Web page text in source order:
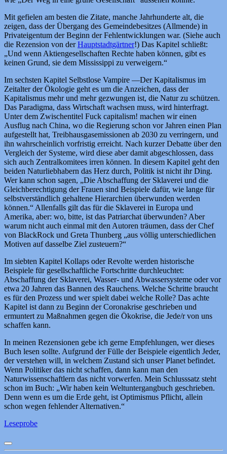
Mit gefielen am besten die Zitate, manche Jahrhunderte alt, die
zeigen, dass der Übergang des Gemeindebesitzes (Allmende) in
Privateigentum der Beginn der Fehlentwicklungen war. (Siehe auch
die Rezension von derHauptstadtgärtner!) Das Kapitel schließt:
„Und wenn Aktiengesellschaften Rechte haben können, gibt es
keinen Grund, sie dem Mississippi zu verweigern.“
Im sechsten Kapitel Selbstlose Vampire —Der Kapitalismus im
Zeitalter der Ökologie geht es um die Anzeichen, dass der
Kapitalismus mehr und mehr gezwungen ist, die Natur zu schützen.
Das Paradigma, dass Wirtschaft wachsen muss, wird hinterfragt.
Unter dem Zwischentitel Fuck capitalism! machen wir einen
Ausflug nach China, wo die Regierung schon vor Jahren einen Plan
aufgestellt hat, Treibhausgasemissionen ab 2030 zu verringern, und
ihn wahrscheinlich vorfristig erreicht. Nach kurzer Debatte über den
Vergleich der Systeme, wird diese aber damit abgeschlossen, dass
sich auch Zentralkomitees irren können. In diesem Kapitel geht den
beiden Naturliebhabern das Herz durch, Politik ist nicht ihr Ding.
Wer kann schon sagen, „Die Abschaffung der Sklaverei und die
Gleichberechtigung der Frauen sind Beispiele dafür, wie lange für
selbstverständlich gehaltene Hierarchien überwunden werden
können.“ Allenfalls gilt das für die Sklaverei in Europa und
Amerika, aber: wo, bitte, ist das Patriarchat überwunden? Aber
warum nicht auch einmal mit den Autoren träumen, dass der Chef
von BlackRock und Greta Thunberg „aus völlig unterschiedlichen
Motiven auf dasselbe Ziel zusteuern?“
Im siebten Kapitel Kollaps oder Revolte werden historische
Beispiele für gesellschaftliche Fortschritte durchleuchtet:
Abschaffung der Sklaverei, Wasser- und Abwassersysteme oder vor
etwa 20 Jahren das Bannen des Rauchens. Welche Schritte braucht
es für den Prozess und wer spielt dabei welche Rolle? Das achte
Kapitel ist dann zu Beginn der Coronakrise geschrieben und
ermuntert zu Maßnahmen gegen die Ökokrise, die Jede/r von uns
schaffen kann.
In meinen Rezensionen gebe ich gerne Empfehlungen, wer dieses
Buch lesen sollte. Aufgrund der Fülle der Beispiele eigentlich Jeder,
der verstehen will, in welchem Zustand sich unser Planet befindet.
Wenn Politiker das nicht schaffen, dann kann man den
Naturwissenschaftlern das nicht vorwerfen. Mein Schlusssatz steht
schon im Buch: „Wir haben kein Weltuntergangbuch geschrieben.
Denn wenn es um die Erde geht, ist Optimismus Pflicht, allein
schon wegen fehlender Alternativen.“
Leseprobe